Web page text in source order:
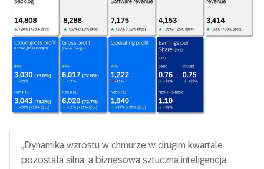
„Dynamika wzrostu w chmurze w drugim kwartale
pozostała silna, a biznesowa sztuczna inteligencja